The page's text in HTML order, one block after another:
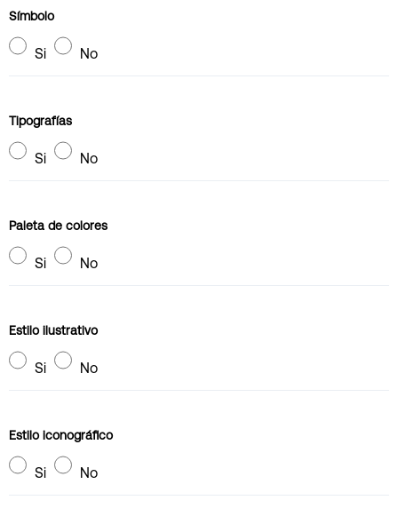
Símbolo
Si No
Tipografías
Si No
Paleta de colores
Si No
Estilo ilustrativo
Si No
Estilo iconográfico
Si No